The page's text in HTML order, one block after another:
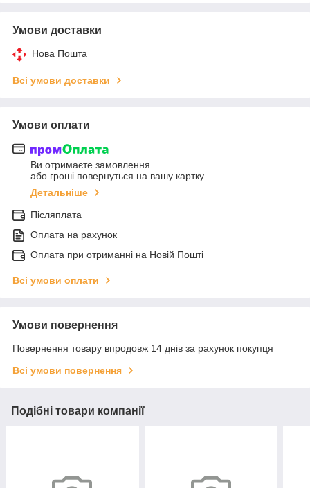
Умови доставки
Нова Пошта
Всі умови доставки
Умови оплати
Ви отримаєте замовлення
або гроші повернуться на вашу картку
Детальніше
Післяплата
Оплата на рахунок
Оплата при отриманні на Новій Пошті
Всі умови оплати
Умови повернення
Повернення товару впродовж 14 днів за рахунок покупця
Всі умови повернення
Подібні товари компанії